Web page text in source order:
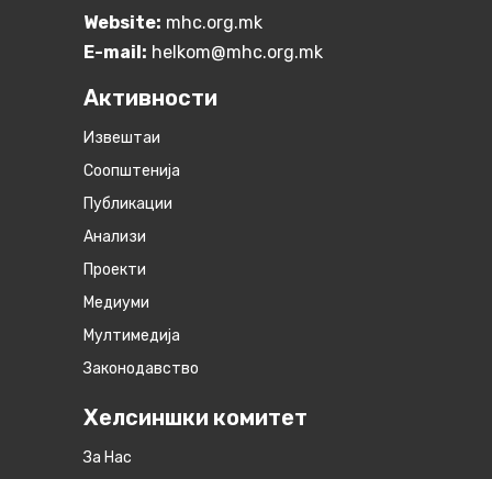
Website: mhc.org.mk
E-mail: helkom@mhc.org.mk
Активности
Извештаи
Соопштенија
Публикации
Анализи
Проекти
Медиуми
Мултимедија
Законодавство
Хелсиншки комитет
За Нас